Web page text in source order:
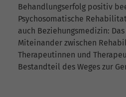
Behandlungserfolg positiv
Psychosomatische
auch Beziehungsmedizin:
Miteinander zwischen
Therapeutinnen und
Bestandteil des Weges zur